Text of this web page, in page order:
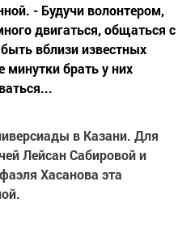
- Будучи волонтером,
двигаться, общаться с
вблизи известных
минутки брать у них
в Казани. Для
Лейсан Сабировой и
Хасанова эта